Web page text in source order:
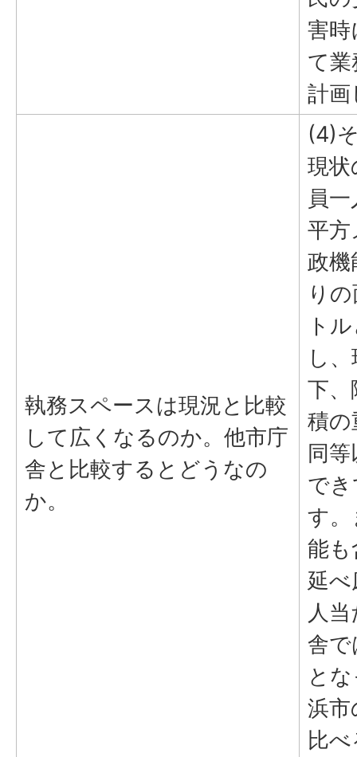
害時
て
計画
執務スペースは現況と比較
して広くなるのか。他市庁
舎と比較するとどうなの
か。
(4)
現状
員
平方
政機
り
ト
し
下、
積
同
で
す。
能も
延
人
舎
と
浜市
比